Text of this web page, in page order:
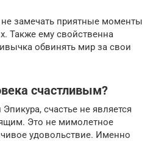
замечать приятные моменты
Также ему свойственна
обвинять мир за свои
счастливым?
счастье не является
Это не мимолетное
удовольствие. Именно